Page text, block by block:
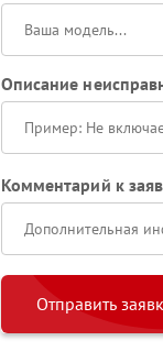
Описание
Комментарий к
Отправить